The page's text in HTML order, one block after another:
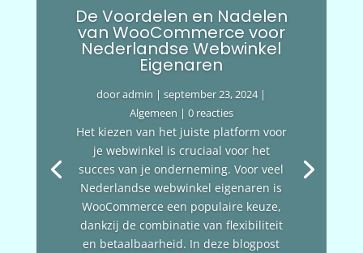
De Voordelen en Nadelen
van WooCommerce voor
Nederlandse Webwinkel
Eigenaren
dooradmin |september 23, 2024|
Algemeen | 0 reacties
Het kiezen van het juiste platform voor
je webwinkel is cruciaal voor het
succes van je onderneming. Voor veel
Nederlandse webwinkel eigenaren is
WooCommerce een populaire keuze,
dankzij de combinatie van flexibiliteit
en betaalbaarheid. In deze blogpost